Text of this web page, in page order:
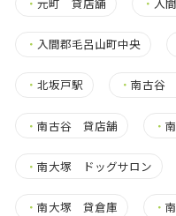
・ 入間郡毛呂山町中央
・ 北坂戸駅 ・南古谷
・ 南古谷 貸店舗 ・
・ 南大塚 ドッグサロン
・ 南大塚 貸倉庫 ・